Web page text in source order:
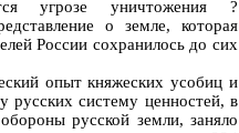
угрозе уничтожения ?
о земле, которая
России сохранилось до сих
опыт княжеских усобиц и
русских систему ценностей, в
русской земли, заняло